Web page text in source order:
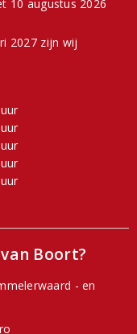
10 augustus 2026
2027 zijn wij
Boort?
- en